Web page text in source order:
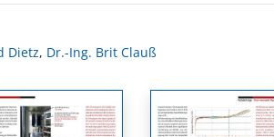
Dietz, Dr.-Ing. Brit Clauß